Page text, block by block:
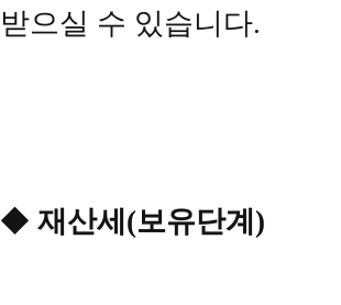
받으실 수 있습니다.
◆ 재산세(보유단계)